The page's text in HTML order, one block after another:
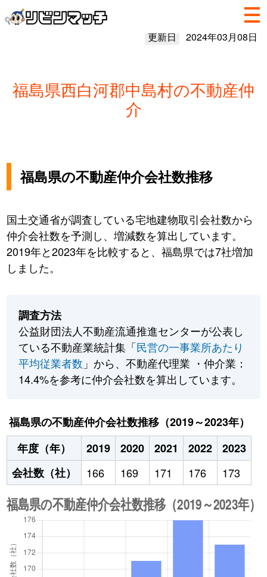
更新日 2024年03月08日
福島県西白河郡中島村の不動産仲
介
福島県の不動産仲介会社数推移
国土交通省が調査している宅地建物取引会社数から
仲介会社数を予測し、増減数を算出しています。
2019年と2023年を比較すると、福島県では7社増加
しました。
調査方法
公益財団法人不動産流通推進センターが公表し
ている不動産業統計集「民営の一事業所あたり
平均従業者数 」から、不動産代理業 ・仲介業：
14.4%を参考に仲介会社数を算出しています。
福島県の不動産仲介会社数推移（2019～2023年）
年度（年）
2019 2020 2021 2022
2023
会社数（社）
166 169 171 176 173